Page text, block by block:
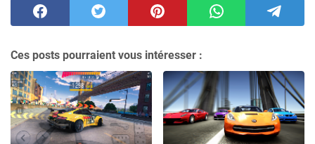
Ces posts pourraient vous intéresser :